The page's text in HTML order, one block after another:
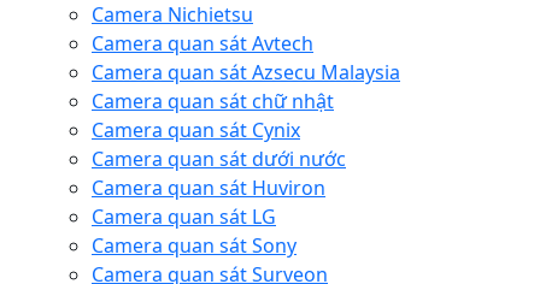
Camera Nichietsu
Camera quan sát Avtech
Camera quan sát Azsecu Malaysia
Camera quan sát chữ nhật
Camera quan sát Cynix
Camera quan sát dưới nước
Camera quan sát Huviron
Camera quan sát LG
Camera quan sát Sony
Camera quan sát Surveon